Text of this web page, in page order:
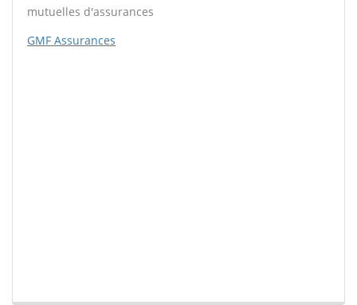
mutuelles d'assurances
GMF Assurances